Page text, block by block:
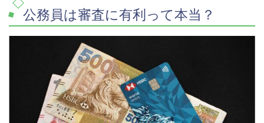
公務員は審査に有利って本当？